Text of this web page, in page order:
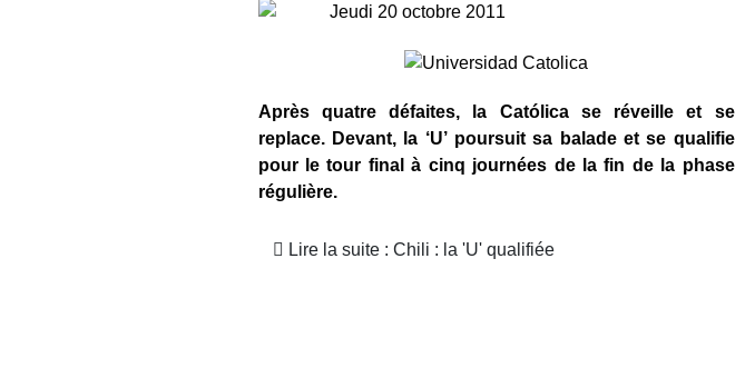
Jeudi 20 octobre 2011
Après quatre défaites, la Católica se réveille et se
replace. Devant, la ‘U’ poursuit sa balade et se qualifie
pour le tour final à cinq journées de la fin de la phase
régulière.
Lire la suite : Chili : la 'U' qualifiée